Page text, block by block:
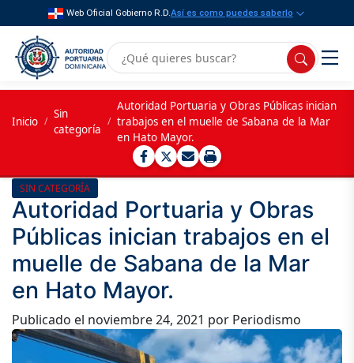
Web Oficial Gobierno R.D.Así es como puedes saberlo
Inicio /
Sin
categoría
/
Autoridad Portuaria y Obras Públicas inician
trabajos en el muelle de Sabana de la Mar
en Hato Mayor.
SIN CATEGORÍA
Autoridad Portuaria y Obras
Públicas inician trabajos en el
muelle de Sabana de la Mar
en Hato Mayor.
Publicado el noviembre 24, 2021 por Periodismo